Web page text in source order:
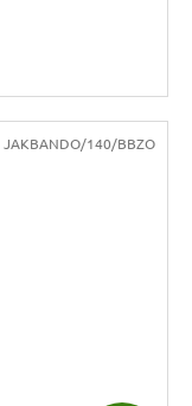
JAKBANDO/140/BBZO